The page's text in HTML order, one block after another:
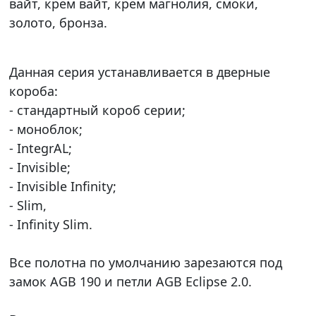
золото, бронза.
Данная серия устанавливается в дверные
короба:
- стандартный короб серии;
- моноблок;
- IntegrAL;
- Invisible;
- Invisible Infinity;
- Slim,
- Infinity Slim.
Все полотна по умолчанию зарезаются под
замок AGB 190 и петли AGB Eclipse 2.0.